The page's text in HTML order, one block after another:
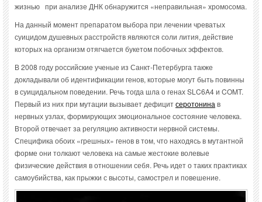
жизнью при анализе ДНК обнаружится «неправильная» хромосома.
На данный момент препаратом выбора при лечении чреватых
суицидом душевных расстройств являются соли лития, действие
которых на организм отягчается букетом побочных эффектов.
В 2008 году российские ученые из Санкт-Петербурга также
докладывали об идентификации генов, которые могут быть повинны
в суицидальном поведении. Речь тогда шла о генах SLC6A4 и COMT.
Первый из них при мутации вызывает дефицитсеротонина в
нервных узлах, формирующих эмоциональное состояние человека.
Второй отвечает за регуляцию активности нервной системы.
Специфика обоих «грешных» генов в том, что находясь в мутантной
форме они толкают человека на самые жестокие волевые
физические действия в отношении себя. Речь идет о таких практиках
самоубийства, как прыжки с высоты, самострел и повешение.